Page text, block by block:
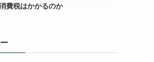
費税はかかるのか